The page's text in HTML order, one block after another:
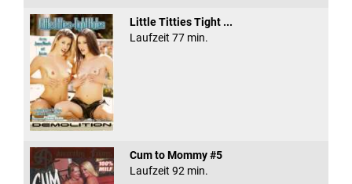
Little Titties Tight ...
Laufzeit 77 min.
Cum to Mommy #5
Laufzeit 92 min.